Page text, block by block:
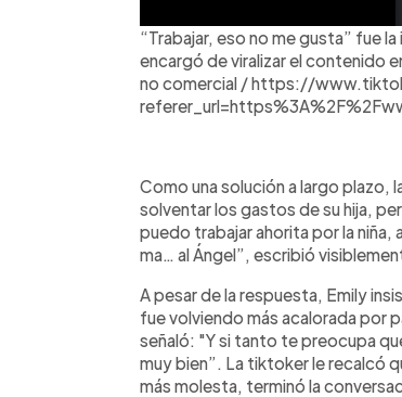
“Trabajar, eso no me gusta” fue
encargó de viralizar el contenido
no comercial / https://
Como una solución a largo plazo,
solventar los gastos de su hija,
puedo trabajar ahorita por la niña,
ma… al Ángel”, escribió
A pesar de la respuesta, Emily
fue volviendo más acalorada por
señaló: "Y si tanto te preocupa
muy bien”. La tiktoker le recalcó
más molesta, terminó la